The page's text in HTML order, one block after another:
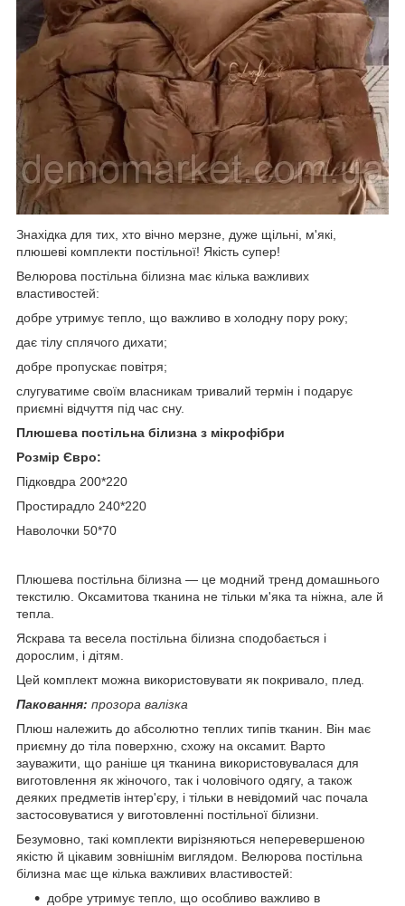
Знахідка для тих, хто вічно мерзне, дуже щільні, м'які,
плюшеві комплекти постільної! Якість супер!
Велюрова постільна білизна має кілька важливих
властивостей:
добре утримує тепло, що важливо в холодну пору року;
дає тілу сплячого дихати;
добре пропускає повітря;
слугуватиме своїм власникам тривалий термін і подарує
приємні відчуття під час сну.
Плюшева постільна білизна з мікрофібри
Розмір Євро:
Підковдра 200*220
Простирадло 240*220
Наволочки 50*70
Плюшева постільна білизна — це модний тренд домашнього
текстилю. Оксамитова тканина не тільки м'яка та ніжна, але й
тепла.
Яскрава та весела постільна білизна сподобається і
дорослим, і дітям.
Цей комплект можна використовувати як покривало, плед.
Паковання: прозора валізка
Плюш належить до абсолютно теплих типів тканин. Він має
приємну до тіла поверхню, схожу на оксамит. Варто
зауважити, що раніше ця тканина використовувалася для
виготовлення як жіночого, так і чоловічого одягу, а також
деяких предметів інтер'єру, і тільки в невідомий час почала
застосовуватися у виготовленні постільної білизни.
Безумовно, такі комплекти вирізняються неперевершеною
якістю й цікавим зовнішнім виглядом. Велюрова постільна
білизна має ще кілька важливих властивостей:
добре утримує тепло, що особливо важливо в